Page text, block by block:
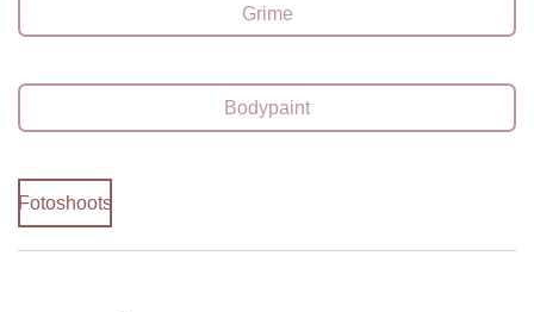
Grime
Bodypaint
Fotoshoots